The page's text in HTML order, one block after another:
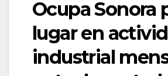
Ocupa Sonora
lugar en
industrial